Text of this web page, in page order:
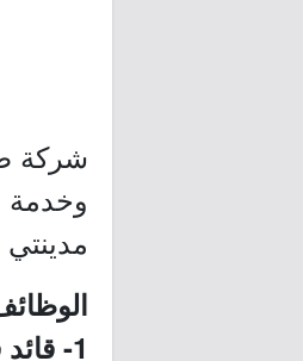
شركة
وخدمة
1- قائد فريق مبيعات وخدمة عملاء: